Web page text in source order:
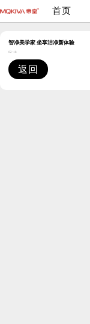
首页
智净美学家 坐享洁净新体验
02-18
返回